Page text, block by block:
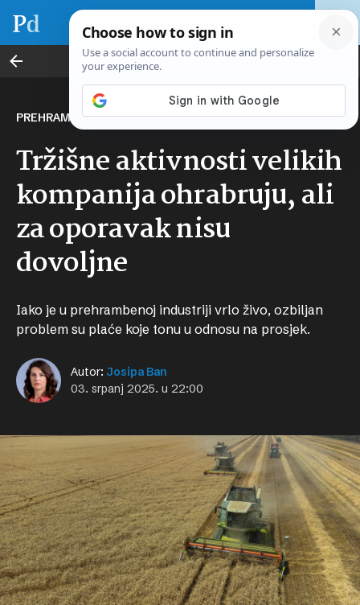
Poslovni vikend
PREHRAMBENA INDUSTRIJA
Tržišne aktivnosti velikih
kompanija ohrabruju, ali
za oporavak nisu
dovoljne
Iako je u prehrambenoj industriji vrlo živo, ozbiljan
problem su plaće koje tonu u odnosu na prosjek.
Autor: Josipa Ban
03. srpanj 2025. u 22:00